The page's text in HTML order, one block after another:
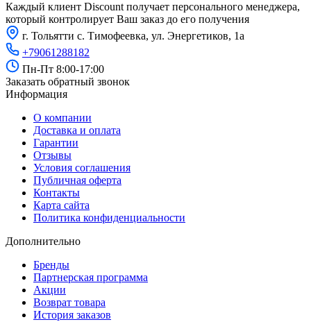
Smart
SsangYong
Subaru
Suzuki
Tesla
Toyota
UAZ
Vauxhall
Volkswagen
Volvo
Каждый клиент Discount получает персонального менеджера,
который контролирует Ваш заказ до его получения
г. Тольятти с. Тимофеевка, ул. Энергетиков, 1а
+79061288182
Пн-Пт 8:00-17:00
Заказать обратный звонок
Информация
О компании
Доставка и оплата
Гарантии
Отзывы
Условия соглашения
Публичная оферта
Контакты
Карта сайта
Политика конфиденциальности
Дополнительно
Бренды
Партнерская программа
Акции
Возврат товара
История заказов